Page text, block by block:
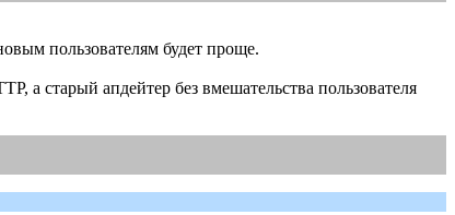
пользователям будет проще.
а старый апдейтер без вмешательства пользователя